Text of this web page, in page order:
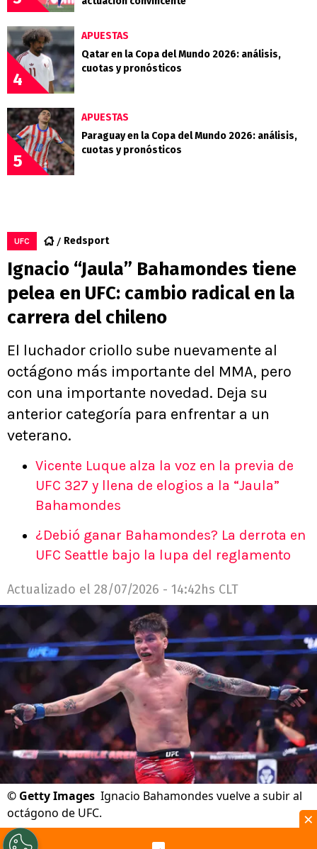
4
APUESTAS
Qatar en la Copa del Mundo 2026: análisis,
cuotas y pronósticos
5
APUESTAS
Paraguay en la Copa del Mundo 2026: análisis,
cuotas y pronósticos
UFC Redsport
Ignacio “Jaula” Bahamondes tiene
pelea en UFC: cambio radical en la
carrera del chileno
El luchador criollo sube nuevamente al
octágono más importante del MMA, pero
con una importante novedad. Deja su
anterior categoría para enfrentar a un
veterano.
Vicente Luque alza la voz en la previa de
UFC 327 y llena de elogios a la “Jaula”
Bahamondes
¿Debió ganar Bahamondes? La derrota en
UFC Seattle bajo la lupa del reglamento
Actualizado el 28/07/2026 - 14:42hs CLT
© Getty Images Ignacio Bahamondes vuelve a subir al
octágono de UFC.
Por Jp Viluñir Silva
×